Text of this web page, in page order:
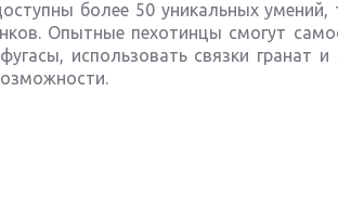
более 50 уникальных умений,
Опытные пехотинцы смогут
использовать связки гранат и